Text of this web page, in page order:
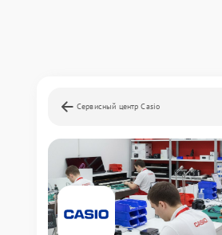
Сервисный центр Casio